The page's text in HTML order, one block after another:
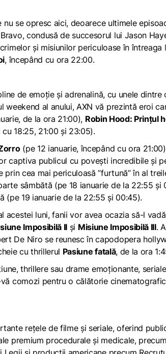
se opresc aici, deoarece ultimele
condusă de succesorul lui Jason
și misiunilor periculoase în întreaga
, începând cu ora 22:00.
de emoție și adrenalină, cu unele
weekend al anului, AXN vă prezintă eroi
de la ora 21:00), Robin Hood: Prințul
18:25, 21:00 și 23:05).
(pe 12 ianuarie, începând cu ora
captiva publicul cu povești incredibile și
cea mai periculoasă ”furtună” în al
sâmbătă (pe 18 ianuarie de la 22:55 și
19 ianuarie de la 22:55 și 00:45).
acestei luni, fanii vor avea ocazia să-l
Imposibilă II și Misiune Imposibilă III.
De Niro se reunesc în capodopera
cu thrillerul Pasiune fatală, de la ora
thrillere sau drame emoționante,
comozi pentru o călătorie
rețele de filme și seriale, oferind
premium procedurale și medicale,